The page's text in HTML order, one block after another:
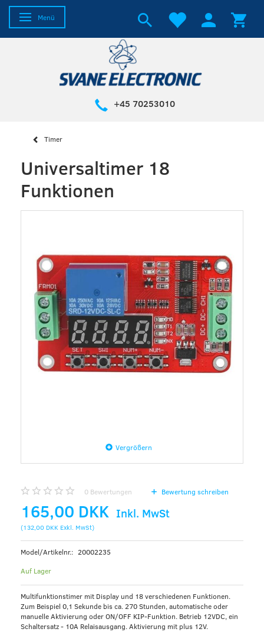
Anzeige ändern
Menü
+45 70253010
Timer
Universaltimer 18
Funktionen
Vergrößern
0 Bewertungen Bewertung schreiben
165,00 DKK Inkl. MwSt
(132,00 DKK Exkl. MwSt)
Model/Artikelnr.: 20002235
Auf Lager
Multifunktionstimer mit Display und 18 verschiedenen Funktionen.
Zum Beispiel 0,1 Sekunde bis ca. 270 Stunden, automatische oder
manuelle Aktivierung oder ON/OFF KIP-Funktion. Betrieb 12VDC, ein
Schaltersatz - 10A Relaisausgang. Aktivierung mit plus 12V.